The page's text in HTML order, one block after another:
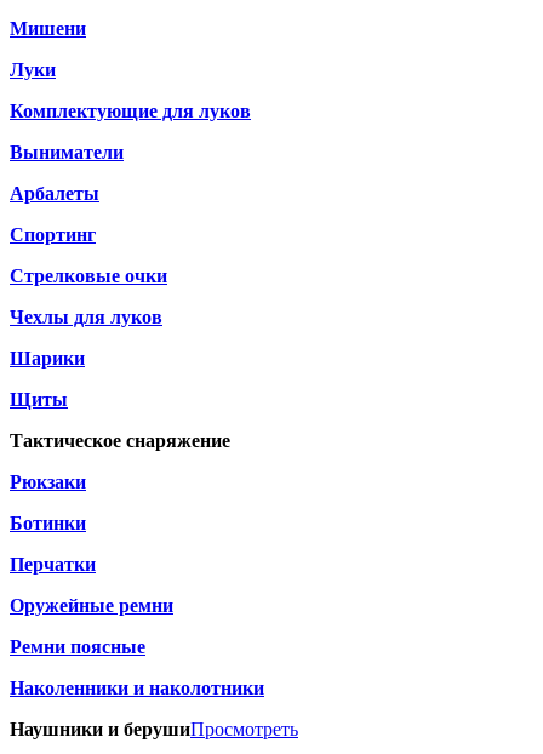
Мишени
Луки
Комплектующие для луков
Выниматели
Арбалеты
Спортинг
Стрелковые очки
Чехлы для луков
Шарики
Щиты
Тактическое снаряжение
Рюкзаки
Ботинки
Перчатки
Оружейные ремни
Ремни поясные
Наколенники и наколотники
Наушники и берушиПросмотреть